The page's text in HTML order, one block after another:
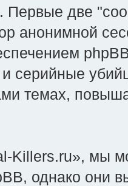
Первые две
анонимной
серийные
темах,
Killers.ru», мы
однако они